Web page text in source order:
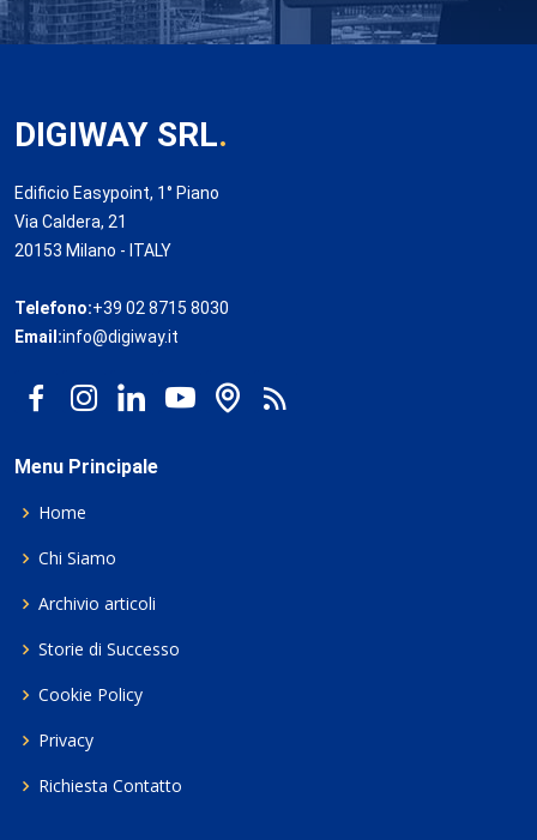
DIGIWAY SRL.
Edificio Easypoint, 1° Piano
Via Caldera, 21
20153 Milano - ITALY
Telefono:+39 02 8715 8030
Email:info@digiway.it
Menu Principale
Home
Chi Siamo
Archivio articoli
Storie di Successo
Cookie Policy
Privacy
Richiesta Contatto